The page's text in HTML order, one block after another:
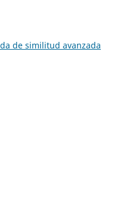
de similitud avanzada